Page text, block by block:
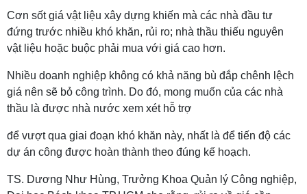
Cơn sốt giá vật liệu xây dựng khiến mà các nhà đầu tư
đứng trước nhiều khó khăn, rủi ro; nhà thầu thiếu nguyên
vật liệu hoặc buộc phải mua với giá cao hơn.
Nhiều doanh nghiệp không có khả năng bù đắp chênh lệch
giá nên sẽ bỏ công trình. Do đó, mong muốn của các nhà
thầu là được nhà nước xem xét hỗ trợ
để vượt qua giai đoạn khó khăn này, nhất là để tiến độ các
dự án công được hoàn thành theo đúng kế hoạch.
TS. Dương Như Hùng, Trưởng Khoa Quản lý Công nghiệp,